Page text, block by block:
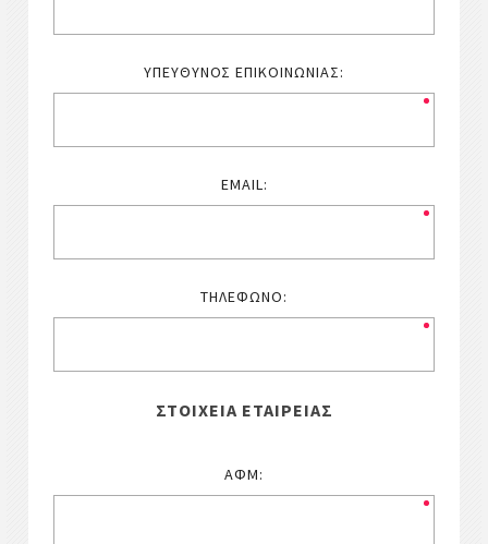
ΥΠΕΎΘΥΝΟΣ ΕΠΙΚΟΙΝΩΝΊΑΣ:
EMAIL:
ΤΗΛΈΦΩΝΟ:
ΣΤΟΙΧΕΊΑ ΕΤΑΙΡΕΊΑΣ
ΑΦΜ: